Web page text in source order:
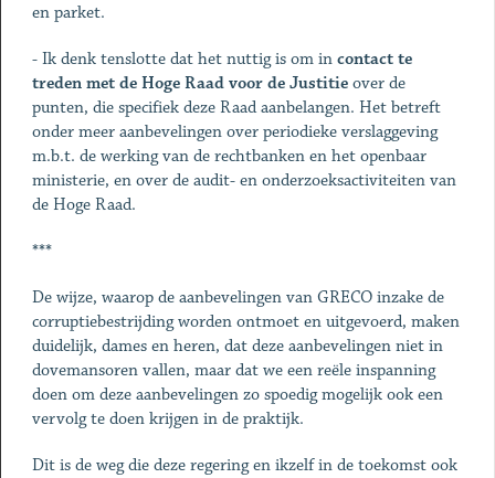
en parket.
- Ik denk tenslotte dat het nuttig is om in contact te
treden met de Hoge Raad voor de Justitieover de
punten, die specifiek deze Raad aanbelangen. Het betreft
onder meer aanbevelingen over periodieke verslaggeving
m.b.t. de werking van de rechtbanken en het openbaar
ministerie, en over de audit- en onderzoeksactiviteiten van
de Hoge Raad.
***
De wijze, waarop de aanbevelingen van GRECO inzake de
corruptiebestrijding worden ontmoet en uitgevoerd, maken
duidelijk, dames en heren, dat deze aanbevelingen niet in
dovemansoren vallen, maar dat we een reële inspanning
doen om deze aanbevelingen zo spoedig mogelijk ook een
vervolg te doen krijgen in de praktijk.
Dit is de weg die deze regering en ikzelf in de toekomst ook